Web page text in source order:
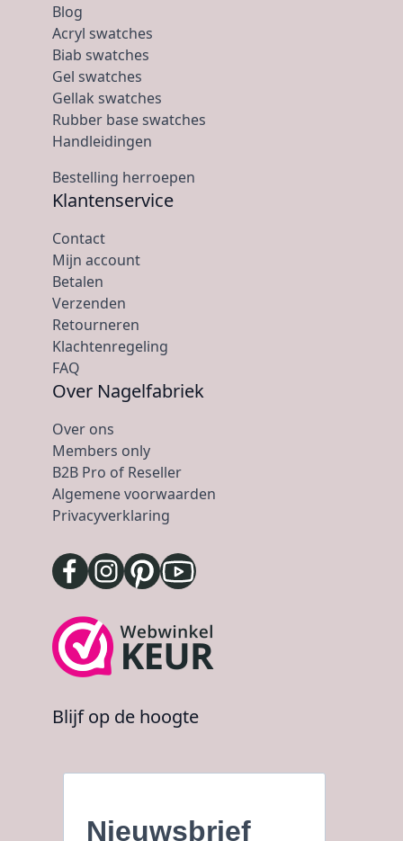
Blog
Acryl swatches
Biab swatches
Gel swatches
Gellak swatches
Rubber base swatches
Handleidingen
Bestelling herroepen
Klantenservice
Contact
Mijn account
Betalen
Verzenden
Retourneren
Klachtenregeling
FAQ
Over Nagelfabriek
Over ons
Members only
B2B Pro of Reseller
Algemene voorwaarden
Privacyverklaring
Blijf op de hoogte
Nieuwsbrief